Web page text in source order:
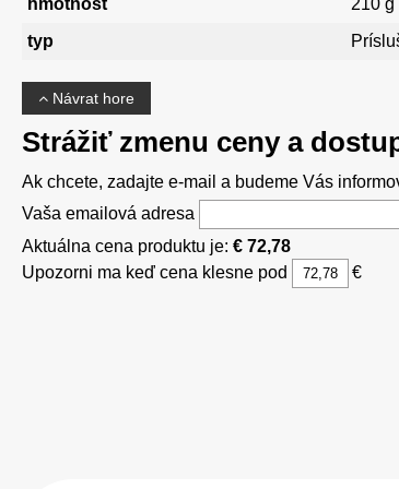
hmotnosť
210 g
typ
Návrat hore
Strážiť zmenu ceny a
Ak chcete, zadajte e-mail a budeme Vás
Vaša emailová adresa
Aktuálna cena produktu je: € 72,78
Upozorni ma keď cena klesne pod
€